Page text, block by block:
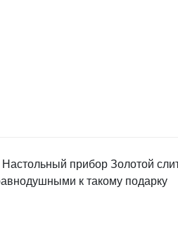
прибор Золотой
к такому подарку